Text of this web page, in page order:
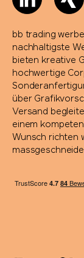
bb trading
nachhaltigste
bieten kreative
hochwertige
über
Versand
einem
Wunsch richten